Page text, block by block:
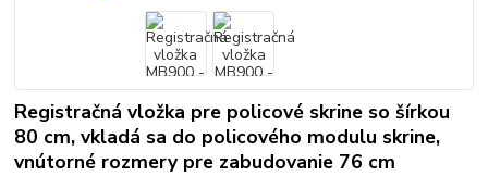
Registračná vložka pre policové skrine so šírkou
80 cm, vkladá sa do policového modulu skrine,
vnútorné rozmery pre zabudovanie 76 cm